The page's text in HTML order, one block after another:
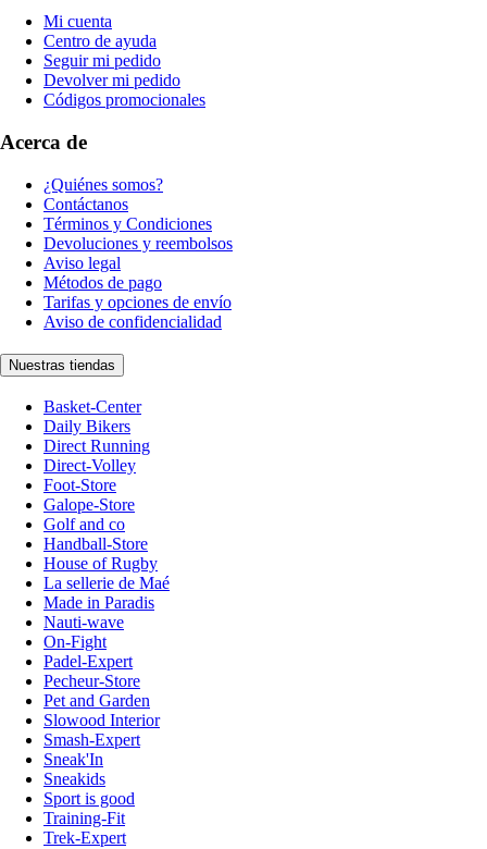
Mi cuenta
Centro de ayuda
Seguir mi pedido
Devolver mi pedido
Códigos promocionales
Acerca de
¿Quiénes somos?
Contáctanos
Términos y Condiciones
Devoluciones y reembolsos
Aviso legal
Métodos de pago
Tarifas y opciones de envío
Aviso de confidencialidad
Nuestras tiendas
Basket-Center
Daily Bikers
Direct Running
Direct-Volley
Foot-Store
Galope-Store
Golf and co
Handball-Store
House of Rugby
La sellerie de Maé
Made in Paradis
Nauti-wave
On-Fight
Padel-Expert
Pecheur-Store
Pet and Garden
Slowood Interior
Smash-Expert
Sneak'In
Sneakids
Sport is good
Training-Fit
Trek-Expert